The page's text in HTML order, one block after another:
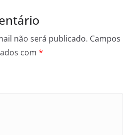
não será publicado. Campos
com *